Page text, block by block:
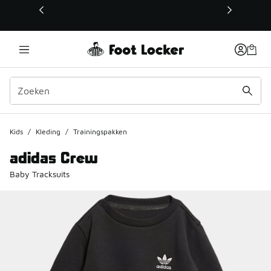
Deze link wordt geopend in een nieuw venster
Kids / Kleding / Trainingspakken
adidas Crew
Baby Tracksuits